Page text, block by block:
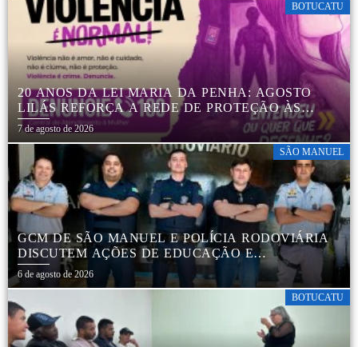
BOTUCATU
20 ANOS DA LEI MARIA DA PENHA: AGOSTO
LILÁS REFORÇA A REDE DE PROTEÇÃO ÀS
MULHERES EM BOTUCATU
7 de agosto de 2026
SÃO MANUEL
GCM DE SÃO MANUEL E POLÍCIA RODOVIÁRIA
DISCUTEM AÇÕES DE EDUCAÇÃO E
SEGURANÇA NO TRÂNSITO
6 de agosto de 2026
BOTUCATU